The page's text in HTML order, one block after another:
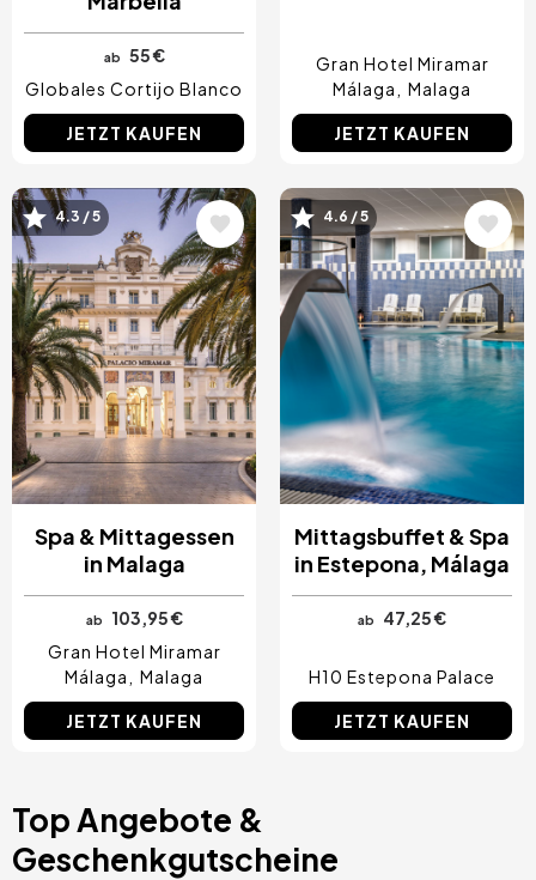
ab
55 €
Globales Cortijo Blanco
JETZT KAUFEN
Gran Hotel Miramar
Málaga
Malaga
JETZT KAUFEN
Bild4.3 / 5
Spa & Mittagessen
in Malaga
ab
103,95 €
Gran Hotel Miramar
Málaga
Malaga
JETZT KAUFEN
Bild4.6 / 5
Mittagsbuffet & Spa
in Estepona, Málaga
ab 47,25 €
H10 Estepona Palace
JETZT KAUFEN
Top Angebote &
Geschenkgutscheine